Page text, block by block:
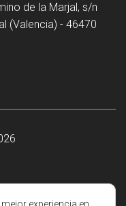
de la Marjal, s/n
(Valencia) - 46470